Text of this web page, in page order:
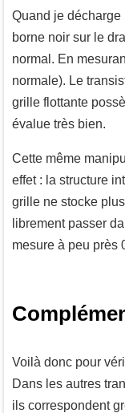
Quand je
borne noir sur le
normal. En
normale). Le
grille flottante
évalue très bien.
Cette même
effet : la structure
grille ne stocke
librement passer
mesure à peu près
Voilà donc pour
Dans les autres
ils correspondent